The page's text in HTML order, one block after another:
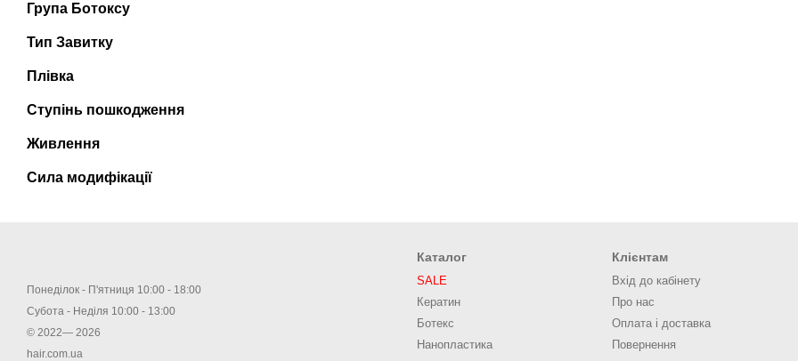
Група Ботоксу
Тип Завитку
Плівка
Ступінь пошкодження
Живлення
Сила модифікації
Понеділок - П'ятниця 10:00 - 18:00
Субота - Неділя 10:00 - 13:00
© 2022— 2026
hair.com.ua
Каталог
SALE
Кератин
Ботекс
Нанопластика
Клієнтам
Вхід до кабінету
Про нас
Оплата і доставка
Повернення